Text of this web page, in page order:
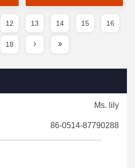
12 13 14 15 16
18
Ms. lily
86-0514-87790288